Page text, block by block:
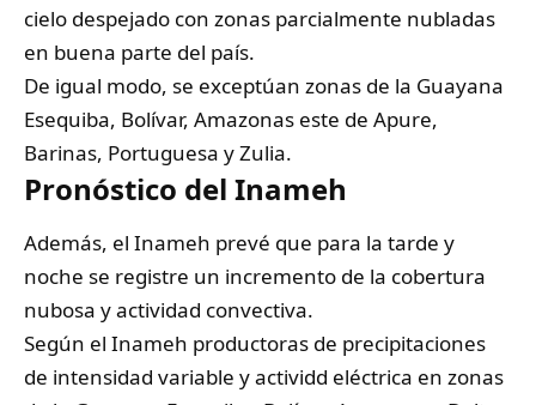
cielo despejado con zonas parcialmente nubladas
en buena parte del país.
De igual modo, se exceptúan zonas de la Guayana
Esequiba, Bolívar, Amazonas este de Apure,
Barinas, Portuguesa y Zulia.
Pronóstico del Inameh
Además, el Inameh prevé que para la tarde y
noche se registre un incremento de la cobertura
nubosa y actividad convectiva.
Según el Inameh productoras de precipitaciones
de intensidad variable y actividd eléctrica en zonas